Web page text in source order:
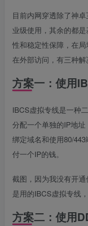
目前内网穿透除了神
业级使用，其余的都
性和稳定性保障，在
在外部访问，有三种解
方案一：使用
IBCS虚拟专线是一种
分配一个单独的IP地
绑定域名和使用80/
付一个IP的钱。
截图，因为我没有开
是用的IBCS虚拟专线
方案二：使用